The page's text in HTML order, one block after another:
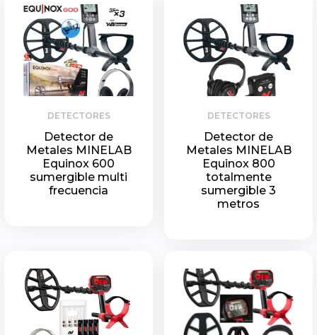
DETECTORES
Detector de
Metales MINELAB
Equinox 600
sumergible multi
frecuencia
DETECTORES
Detector de
Metales MINELAB
Equinox 800
totalmente
sumergible 3
metros